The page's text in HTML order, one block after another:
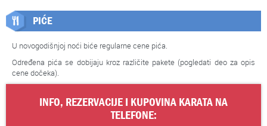
PIĆE
U novogodišnjoj noći biće regularne cene pića.
Određena pića se dobijaju kroz različite pakete (pogledati deo za opis
cene dočeka).
INFO, REZERVACIJE I KUPOVINA KARATA NA
TELEFONE: